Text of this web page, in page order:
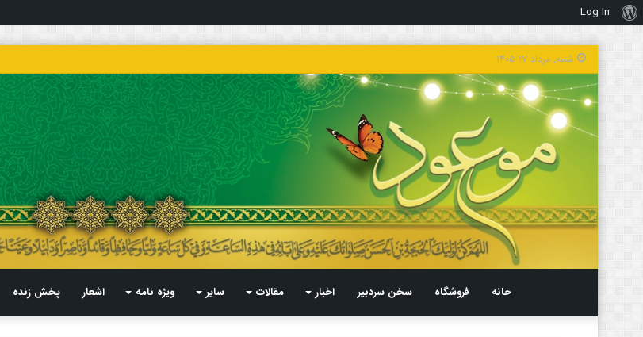
درباره
وردپرس
Log In
شنبه, مرداد ۱۷ ۱۴۰۵
خانه فروشگاه سخن سردبیر اخبار مقالات سایر ویژه نامه اشعار پخش زنده